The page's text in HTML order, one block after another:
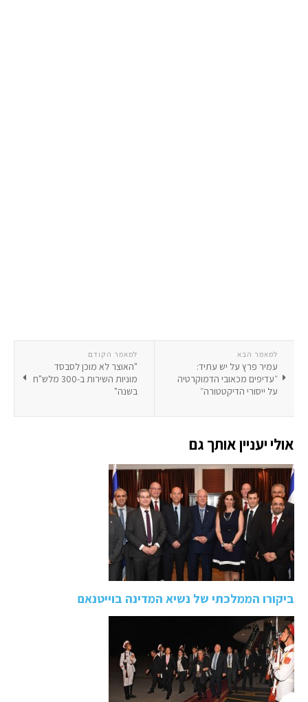
למאמר הקודם
"האוצר לא מוכן לסבסד
מוניות השירות ב-300 מלש"ח
בשנה"
למאמר הבא
עמיר פרץ על יש עתיד:
״עדיפים מכאובי הדמוקרטיה
על ייסורי הדיקטטורה״
אולי יעניין אותך גם
ביקורו הממלכתי של נשיא המדינה בוייטנאם